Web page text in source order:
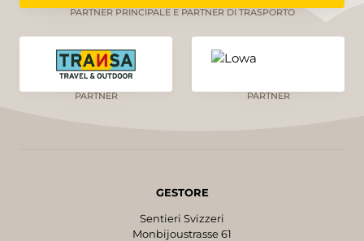
PARTNER PRINCIPALE E PARTNER DI TRASPORTO
PARTNER PARTNER
GESTORE
Sentieri Svizzeri
Monbijoustrasse 61